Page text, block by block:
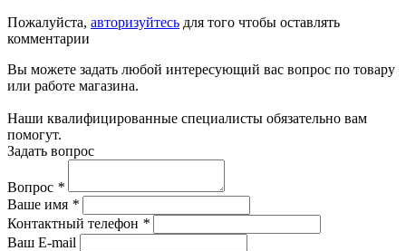
Пожалуйста, авторизуйтесь для того чтобы оставлять
комментарии
Вы можете задать любой интересующий вас вопрос по товару
или работе магазина.
Наши квалифицированные специалисты обязательно вам
помогут.
Задать вопрос
Вопрос *
Ваше имя *
Контактный телефон *
Ваш E-mail